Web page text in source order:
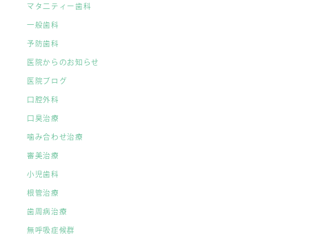
マタ二ティー歯科
一般歯科
予防歯科
医院からのお知らせ
医院ブログ
口腔外科
口臭治療
噛み合わせ治療
審美治療
小児歯科
根管治療
歯周病治療
無呼吸症候群